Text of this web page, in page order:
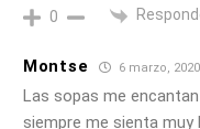
0
Montse 6 marzo,
Las sopas me
siempre me sienta muy